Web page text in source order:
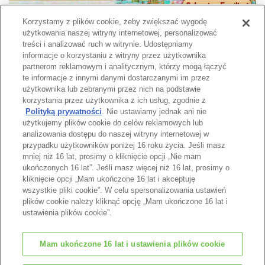
Strona katalogu
Góra strony
Korzystamy z plików cookie, żeby zwiększać wygodę
użytkowania naszej witryny internetowej, personalizować
treści i analizować ruch w witrynie. Udostępniamy
informacje o korzystaniu z witryny przez użytkownika
partnerom reklamowym i analitycznym, którzy mogą łączyć
te informacje z innymi danymi dostarczanymi im przez
użytkownika lub zebranymi przez nich na podstawie
korzystania przez użytkownika z ich usług, zgodnie z
Polityką prywatności. Nie ustawiamy jednak ani nie
użytkujemy plików cookie do celów reklamowych lub
analizowania dostępu do naszej witryny internetowej w
przypadku użytkowników poniżej 16 roku życia. Jeśli masz
mniej niż 16 lat, prosimy o kliknięcie opcji „Nie mam
ukończonych 16 lat”. Jeśli masz więcej niż 16 lat, prosimy o
kliknięcie opcji „Mam ukończone 16 lat i akceptuję
wszystkie pliki cookie”. W celu spersonalizowania ustawień
plików cookie należy kliknąć opcję „Mam ukończone 16 lat i
ustawienia plików cookie”.
Mam ukończone 16 lat i ustawienia plików cookie